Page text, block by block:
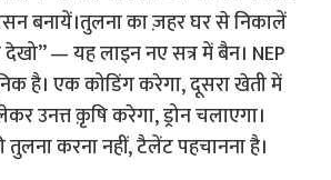
बनायें।तुलना का ज़हर घर से निकालें
— यह लाइन नए सत्र में बैन। NEP
है। एक कोडिंग करेगा, दूसरा खेती में
उनत्त क़ृषि करेगा, ड्रोन चलाएगा।
करना नहीं, टैलेंट पहचानना है।